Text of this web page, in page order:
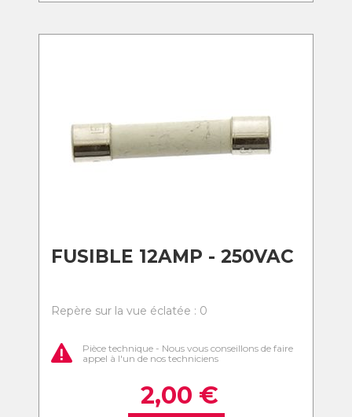
FUSIBLE 12AMP - 250VAC
Repère sur la vue éclatée : 0
Pièce technique - Nous vous conseillons de faire
appel à l'un de nos techniciens
2,00 €